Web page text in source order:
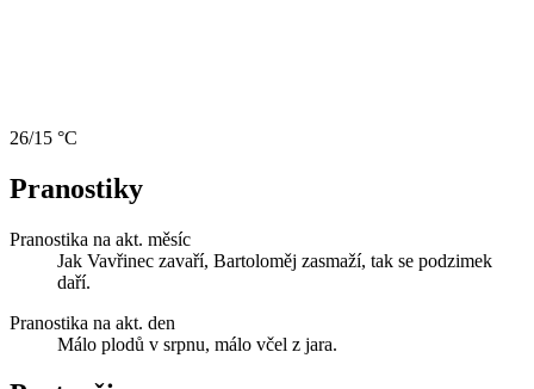
26/15 °C
Pranostiky
Pranostika na akt. měsíc
Jak Vavřinec zavaří, Bartoloměj zasmaží, tak se podzimek
daří.
Pranostika na akt. den
Málo plodů v srpnu, málo včel z jara.